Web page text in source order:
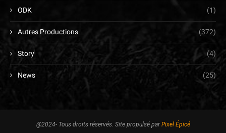
ODK (1)
Autres Productions (372)
Story (4)
News (25)
@2024- Tous droits réservés. Site propulsé par Pixel Épicé